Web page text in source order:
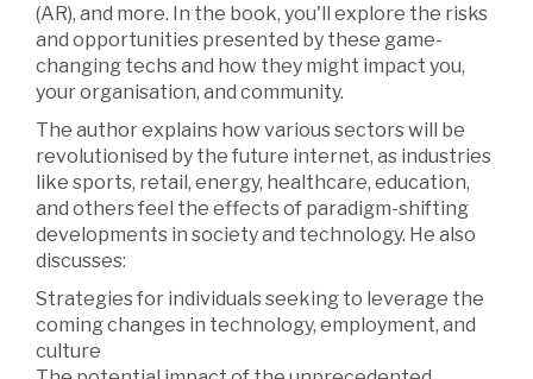
(AR), and more. In the book, you'll explore the risks
and opportunities presented by these game-
changing techs and how they might impact you,
your organisation, and community.
The author explains how various sectors will be
revolutionised by the future internet, as industries
like sports, retail, energy, healthcare, education,
and others feel the effects of paradigm-shifting
developments in society and technology. He also
discusses:
Strategies for individuals seeking to leverage the
coming changes in technology, employment, and
culture